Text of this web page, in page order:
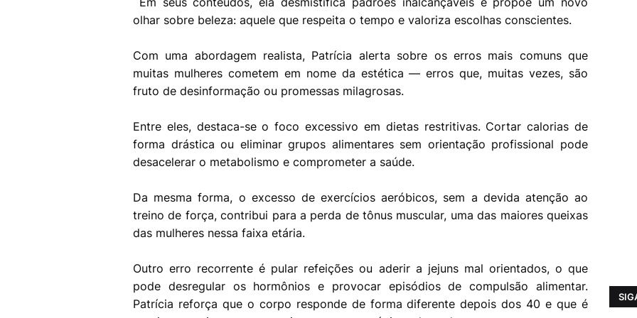
olhar sobre beleza: aquele que respeita o tempo e valoriza escolhas conscientes.
Com uma abordagem realista, Patrícia alerta sobre os erros mais comuns que
muitas mulheres cometem em nome da estética — erros que, muitas vezes, são
fruto de desinformação ou promessas milagrosas.
Entre eles, destaca-se o foco excessivo em dietas restritivas. Cortar calorias de
forma drástica ou eliminar grupos alimentares sem orientação profissional pode
desacelerar o metabolismo e comprometer a saúde.
Da mesma forma, o excesso de exercícios aeróbicos, sem a devida atenção ao
treino de força, contribui para a perda de tônus muscular, uma das maiores queixas
das mulheres nessa faixa etária.
Outro erro recorrente é pular refeições ou aderir a jejuns mal orientados, o que
pode desregular os hormônios e provocar episódios de compulsão alimentar.
Patrícia reforça que o corpo responde de forma diferente depois dos 40 e que é